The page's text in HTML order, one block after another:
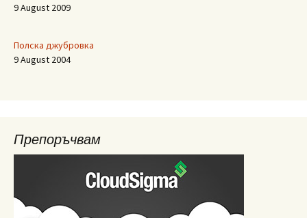
9 August 2009
Полска джубровка
9 August 2004
Препоръчвам